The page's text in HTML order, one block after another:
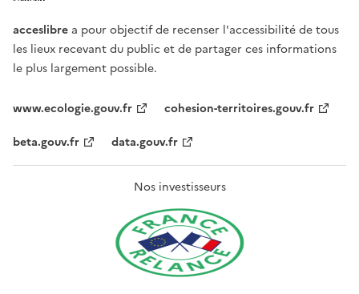
acceslibre a pour objectif de recenser l'accessibilité de tous
les lieux recevant du public et de partager ces informations
le plus largement possible.
www.ecologie.gouv.fr
cohesion-territoires.gouv.fr
beta.gouv.fr
data.gouv.fr
Nos investisseurs